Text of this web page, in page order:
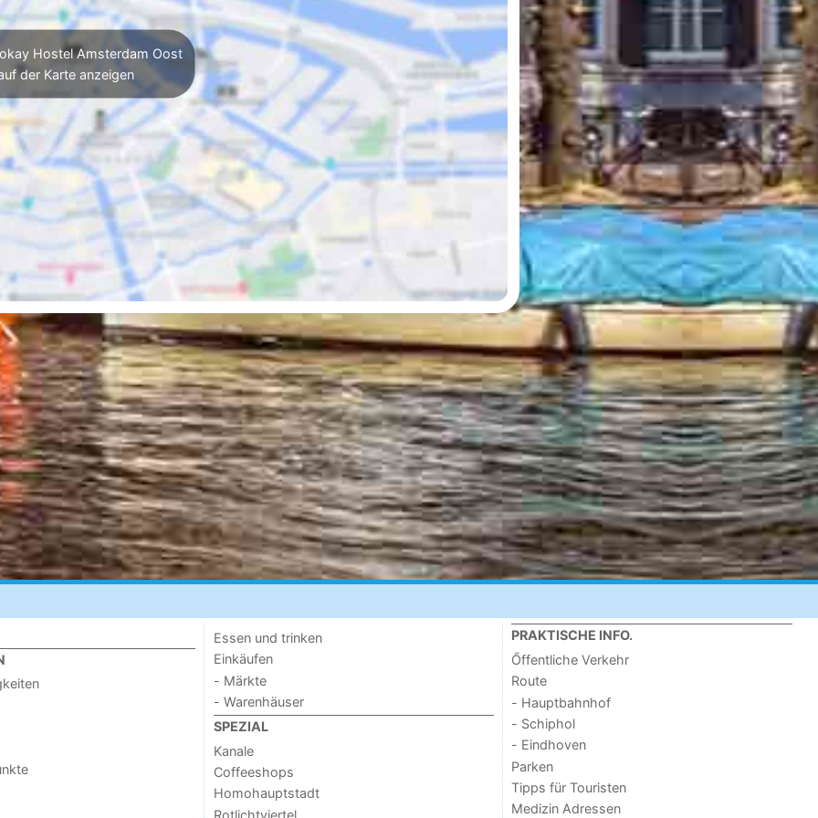
Hostel Amsterdam Oost
der Karte anzeigen
Essen und trinken
Einkäufen
- Märkte
- Warenhäuser
SPEZIAL
Kanale
Coffeeshops
Homohauptstadt
Rotlichtviertel
PRAKTISCHE INFO.
Őffentliche Verkehr
Route
- Hauptbahnhof
- Schiphol
- Eindhoven
Parken
Tipps für Touristen
Medizin Adressen